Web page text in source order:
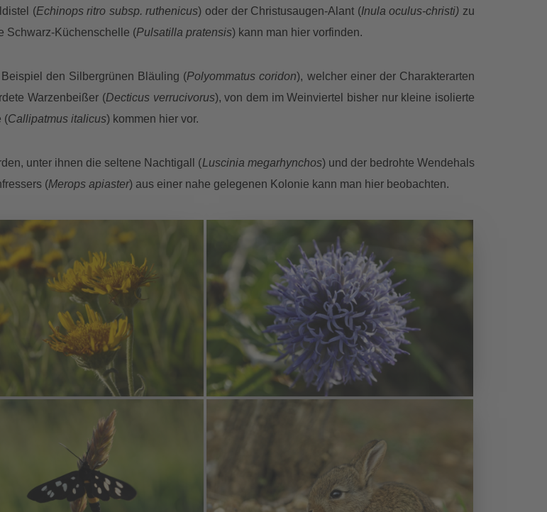
(Echinops ritro subsp. ruthenicus) oder der Christusaugen-Alant (Inula oculus-christi) zu
Schwarz-Küchenschelle (Pulsatilla pratensis) kann man hier vorfinden.
den Silbergrünen Bläuling (Polyommatus coridon), welcher einer der Charakterarten
Warzenbeißer (Decticus verrucivorus), von dem im Weinviertel bisher nur kleine isolierte
(Callipatmus italicus) kommen hier vor.
unter ihnen die seltene Nachtigall (Luscinia megarhynchos) und der bedrohte Wendehals
(Merops apiaster) aus einer nahe gelegenen Kolonie kann man hier beobachten.